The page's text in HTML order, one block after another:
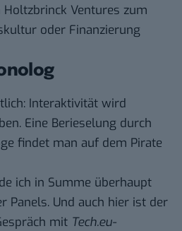
Ventures zum
oder Finanzierung
Interaktivität wird
Eine Berieselung durch
findet man auf dem Pirate
ich in Summe überhaupt
Panels. Und auch hier ist der
mit Tech.eu-